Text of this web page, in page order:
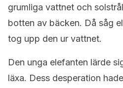
grumliga vattnet och
botten av bäcken. Då såg
tog upp den ur vattnet.
Den unga elefanten lärde
läxa. Dess desperation